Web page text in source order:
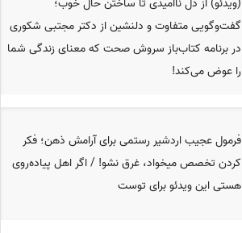
گفت‌وگویی متفاوت و دلنشین از دکتر مجتبی شکوری
در برنامه کتاب‌باز سروش صحت که معنای زندگی شما
را عوض می‌کند!
فرمول عجیب اردشیر رستمی برای آرامش ذهن؛ فکر
کردن تخصص میخواد، غرق نشو! / اگر اهل پیاده‌روی
هستی این ویدئو برای توست